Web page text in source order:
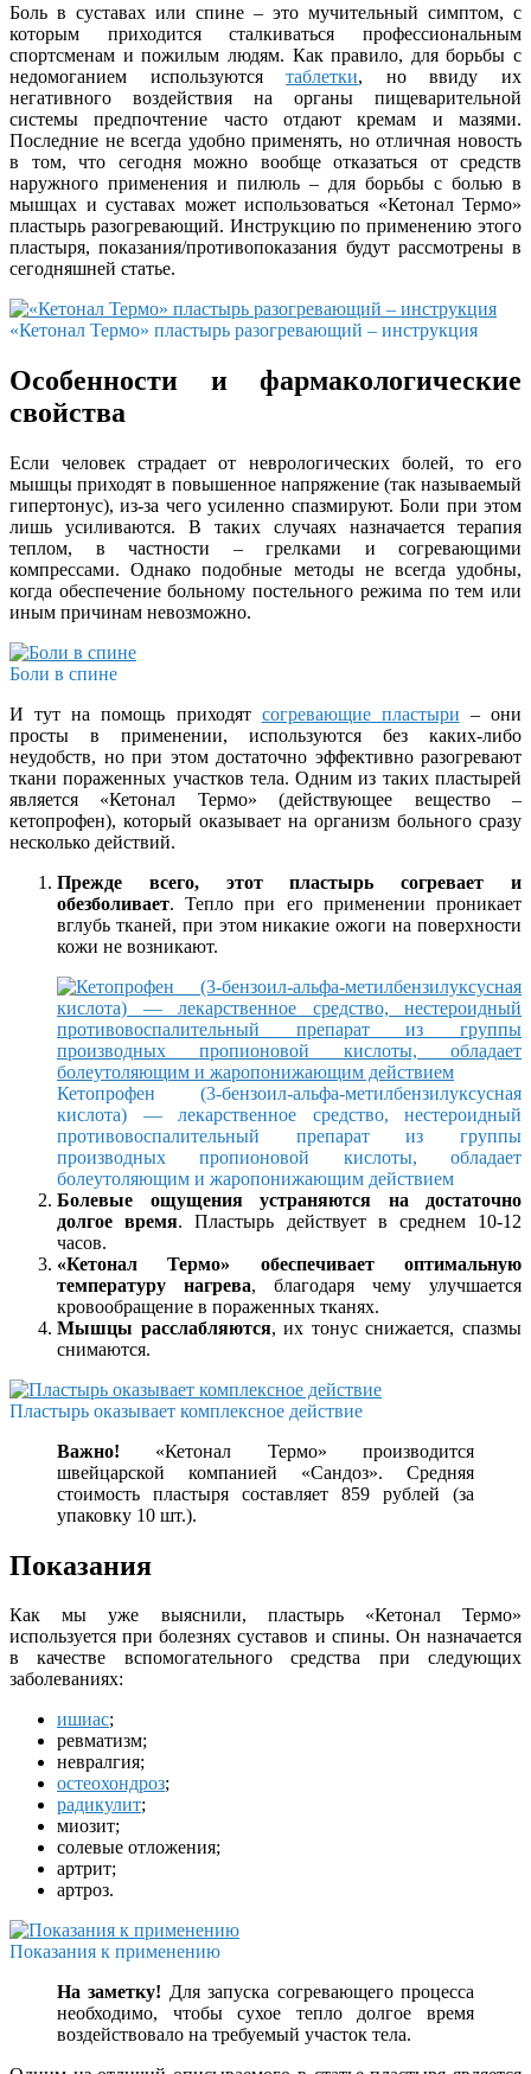
Боль в суставах или спине – это мучительный симптом, с
которым приходится сталкиваться профессиональным
спортсменам и пожилым людям. Как правило, для борьбы с
недомоганием используютсятаблетки, но ввиду их
негативного воздействия на органы пищеварительной
системы предпочтение часто отдают кремам и мазями.
Последние не всегда удобно применять, но отличная новость
в том, что сегодня можно вообще отказаться от средств
наружного применения и пилюль – для борьбы с болью в
мышцах и суставах может использоваться «Кетонал Термо»
пластырь разогревающий. Инструкцию по применению этого
пластыря, показания/противопоказания будут рассмотрены в
сегодняшней статье.
«Кетонал Термо» пластырь разогревающий – инструкция
Особенности и фармакологические
свойства
Если человек страдает от неврологических болей, то его
мышцы приходят в повышенное напряжение (так называемый
гипертонус), из-за чего усиленно спазмируют. Боли при этом
лишь усиливаются. В таких случаях назначается терапия
теплом, в частности – грелками и согревающими
компрессами. Однако подобные методы не всегда удобны,
когда обеспечение больному постельного режима по тем или
иным причинам невозможно.
Боли в спине
И тут на помощь приходят согревающие пластыри – они
просты в применении, используются без каких-либо
неудобств, но при этом достаточно эффективно разогревают
ткани пораженных участков тела. Одним из таких пластырей
является «Кетонал Термо» (действующее вещество –
кетопрофен), который оказывает на организм больного сразу
несколько действий.
Прежде всего, этот пластырь согревает и
обезболивает. Тепло при его применении проникает
вглубь тканей, при этом никакие ожоги на поверхности
кожи не возникают.
Кетопрофен (3-бензоил-альфа-метилбензилуксусная
кислота) — лекарственное средство, нестероидный
противовоспалительный препарат из группы
производных пропионовой кислоты, обладает
болеутоляющим и жаропонижающим действием
Болевые ощущения устраняются на достаточно
долгое время. Пластырь действует в среднем 10-12
часов.
«Кетонал Термо» обеспечивает оптимальную
температуру нагрева, благодаря чему улучшается
кровообращение в пораженных тканях.
Мышцы расслабляются, их тонус снижается, спазмы
снимаются.
Пластырь оказывает комплексное действие
Важно! «Кетонал Термо» производится
швейцарской компанией «Сандоз». Средняя
стоимость пластыря составляет 859 рублей (за
упаковку 10 шт.).
Показания
Как мы уже выяснили, пластырь «Кетонал Термо»
используется при болезнях суставов и спины. Он назначается
в качестве вспомогательного средства при следующих
заболеваниях:
ишиас;
ревматизм;
невралгия;
остеохондроз;
радикулит;
миозит;
солевые отложения;
артрит;
артроз.
Показания к применению
На заметку! Для запуска согревающего процесса
необходимо, чтобы сухое тепло долгое время
воздействовало на требуемый участок тела.